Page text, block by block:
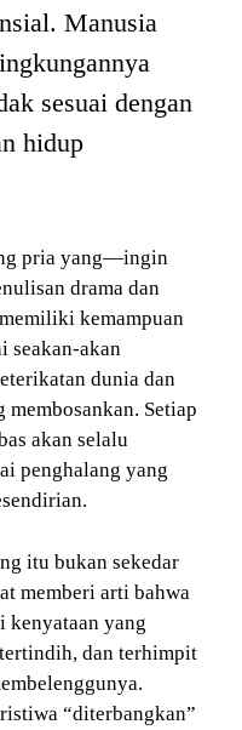
Manusia
sesuai dengan
hidup
pria yang—ingin
drama dan
kemampuan
seakan-akan
dunia dan
Setiap
akan selalu
penghalang yang
itu bukan sekedar
memberi arti bahwa
kenyataan yang
dan terhimpit
“diterbangkan”